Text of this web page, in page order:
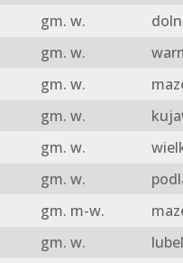
gm. w.
gm. w.
gm. w.
gm. w.
gm. w.
gm. w.
gm. m-w.
gm. w.